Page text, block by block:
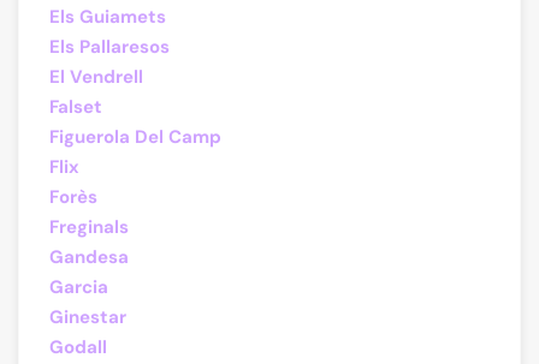
Els Guiamets
Els Pallaresos
El Vendrell
Falset
Figuerola Del Camp
Flix
Forès
Freginals
Gandesa
Garcia
Ginestar
Godall